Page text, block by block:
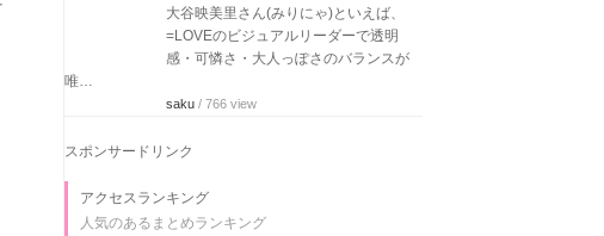
大谷映美里さん(みりにゃ)といえば、
=LOVEのビジュアルリーダーで透明
感・可憐さ・大人っぽさのバランスが
唯…
saku / 766 view
スポンサードリンク
アクセスランキング
人気のあるまとめランキング